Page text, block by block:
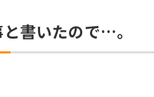
書いたので…。